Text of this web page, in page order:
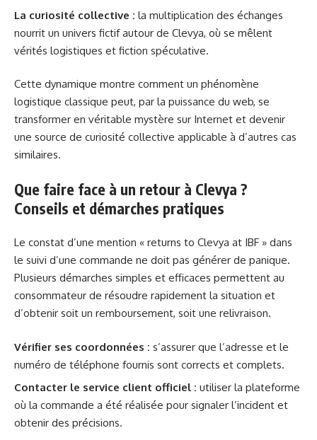
La curiosité collective : la multiplication des échanges
nourrit un univers fictif autour de Clevya, où se mêlent
vérités logistiques et fiction spéculative.
Cette dynamique montre comment un phénomène
logistique classique peut, par la puissance du web, se
transformer en véritable mystère sur Internet et devenir
une source de curiosité collective applicable à d’autres cas
similaires.
Que faire face à un retour à Clevya ?
Conseils et démarches pratiques
Le constat d’une mention « returns to Clevya at IBF » dans
le suivi d’une commande ne doit pas générer de panique.
Plusieurs démarches simples et efficaces permettent au
consommateur de résoudre rapidement la situation et
d’obtenir soit un remboursement, soit une relivraison.
Vérifier ses coordonnées : s’assurer que l’adresse et le
numéro de téléphone fournis sont corrects et complets.
Contacter le service client officiel : utiliser la plateforme
où la commande a été réalisée pour signaler l’incident et
obtenir des précisions.